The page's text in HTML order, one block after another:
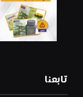
تابعنا